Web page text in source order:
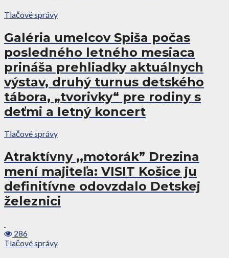
Tlačové správy
Galéria umelcov Spiša počas
posledného letného mesiaca
prináša prehliadky aktuálnych
výstav, druhý turnus detského
tábora, „tvorivky“ pre rodiny s
deťmi a letný koncert
Tlačové správy
Atraktívny ,,motorák” Drezina
mení majiteľa: VISIT Košice ju
definitívne odovzdalo Detskej
železnici
286
Tlačové správy